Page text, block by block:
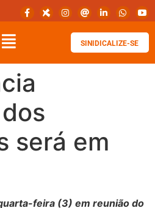
SINIDICALIZE-SE
será em
feira (3) em reunião do